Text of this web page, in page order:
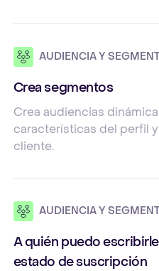
AUDIENCIA Y
Crea segmentos
Crea audiencias
características del perfil
cliente.
AUDIENCIA Y
A quién puedo
estado de suscripción